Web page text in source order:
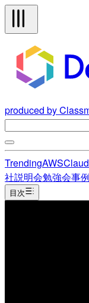
produced by
TrendingAWS
社説明会勉強会事例
目次